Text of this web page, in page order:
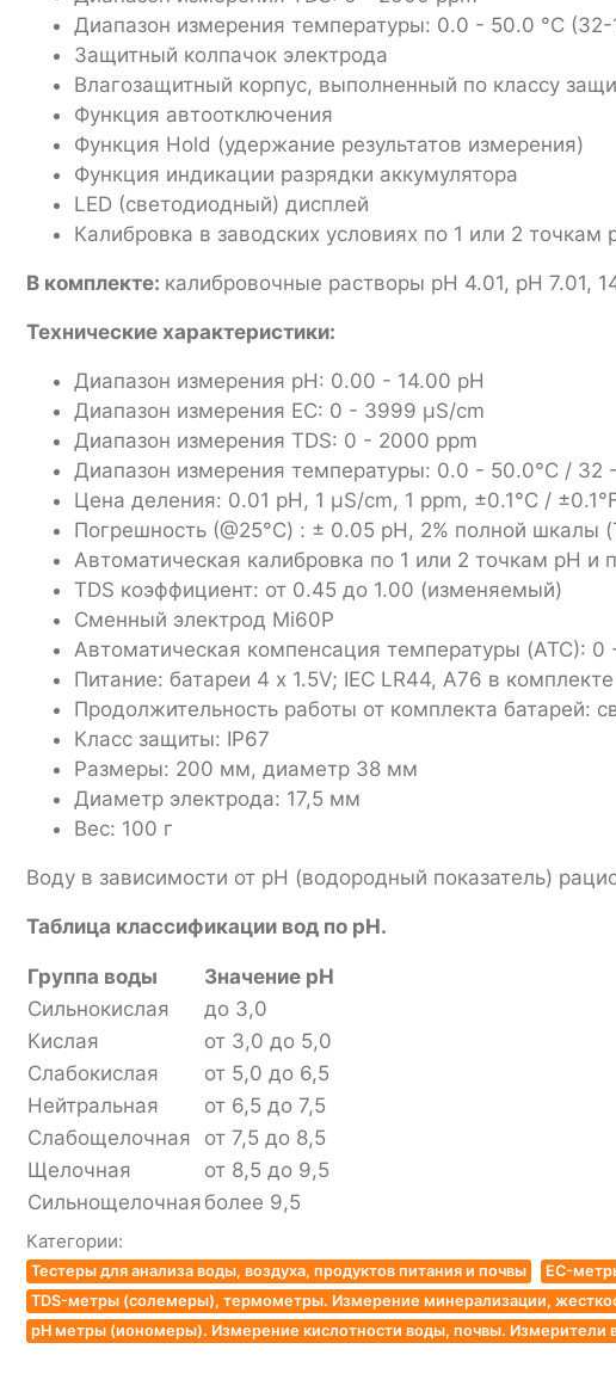
Диапазон измерения температуры: 0.0 - 50.0 °C (32-
Защитный колпачок электрода
Влагозащитный корпус, выполненный по классу
Функция автоотключения
Функция Hold (удержание результатов измерения)
Функция индикации разрядки аккумулятора
LED (светодиодный) дисплей
Калибровка в заводских условиях по 1 или 2 точкам
В комплекте: калибровочные растворы pH 4.01, pH 7.01,
Технические характеристики:
Диапазон измерения pH: 0.00 - 14.00 pH
Диапазон измерения EC: 0 - 3999 μS/cm
Диапазон измерения TDS: 0 - 2000 ppm
Диапазон измерения температуры: 0.0 - 50.0°C / 32 -
Цена деления: 0.01 pH, 1 μS/cm, 1 ppm, ±0.1°C /
Погрешность (@25°C) : ± 0.05 pH, 2% полной шкалы
Автоматическая калибровка по 1 или 2 точкам pH и
TDS коэффициент: от 0.45 до 1.00 (изменяемый)
Сменный электрод Mi60P
Автоматическая компенсация температуры (ATC): 0
Питание: батареи 4 x 1.5V; IEC LR44, A76 в комплекте
Продолжительность работы от комплекта батарей:
Класс защиты: IP67
Размеры: 200 мм, диаметр 38 мм
Диаметр электрода: 17,5 мм
Вес: 100 г
Воду в зависимости от рН (водородный показатель)
Таблица классификации вод по рН.
Группа воды
Значение pH
Сильнокислая
до 3,0
Кислая
от 3,0 до 5,0
Слабокислая
от 5,0 до 6,5
Нейтральная
от 6,5 до 7,5
Слабощелочная
от 7,5 до 8,5
Щелочная
от 8,5 до 9,5
Сильнощелочная более 9,5
Категории:
Тестеры для анализа воды, воздуха, продуктов питания и почвы
EC-
TDS-метры (солемеры), термометры. Измерение минерализации,
pH метры (иономеры). Измерение кислотности воды, почвы. Измерители